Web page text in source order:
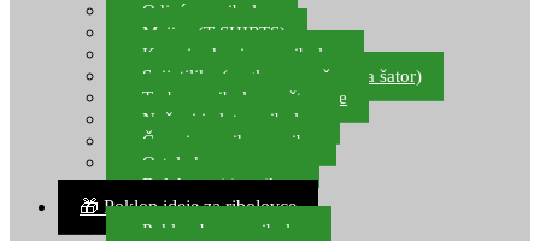
Odjeća za ribolov
Majice (T-SHIRTS)
Kape i rukavice za ribolov
Svijetiljke (naglavne, ručne, za šator)
Torbe za ribolovne štapove
Noževi i alat za ribolov
Čamci za prihranu ribe
Ostala kamp oprema
Dalekozori i optika
🎁 Poklon ideje za ribolovce
Poklon bon za ribolov